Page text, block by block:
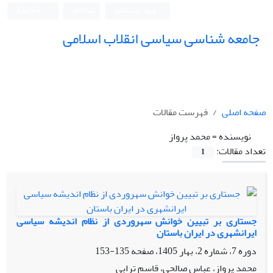
جامعه شناسی سیاسی انقلاب اسلامی
صفحه اصلی
فهرست مقالات
نویسنده =محمد پرواز
تعداد مقالات:
1
جستاری بر تبیین خوانش سهروردی از نظام اندیشه سیاسی
ایرانشهری در ایران باستان
دوره 7، شماره 2، بهار 1405، صفحه
135-153
محمد پرواز، عباس صالحی، قاسم ترابی